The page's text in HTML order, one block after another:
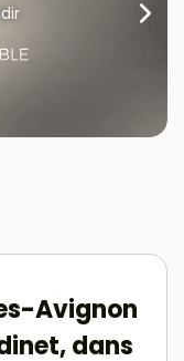
Avignon
dans